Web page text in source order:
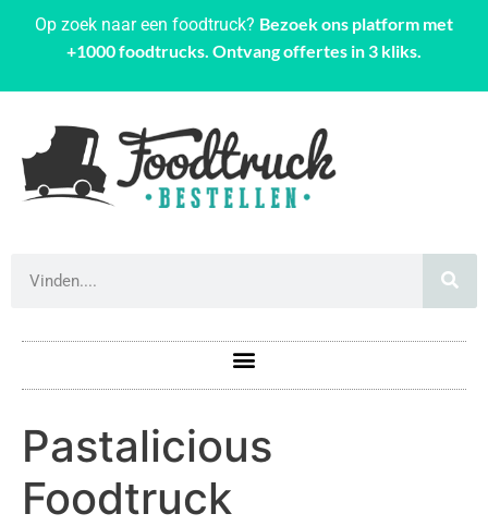
Op zoek naar een foodtruck? Bezoek ons platform met
+1000 foodtrucks. Ontvang offertes in 3 kliks.
Pastalicious
Foodtruck